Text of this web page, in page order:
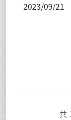
2023/09/21
共